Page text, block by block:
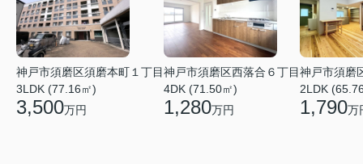
神戸市須磨区須磨本町１丁目
3LDK (77.16㎡)
3,500万円
神戸市須磨区西落合６丁目
4DK (71.50㎡)
1,280万円
神戸市須磨
2LDK
1,790万